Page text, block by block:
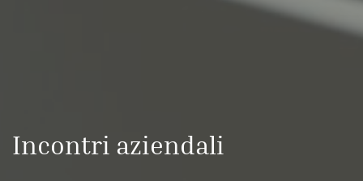
Incontri aziendali